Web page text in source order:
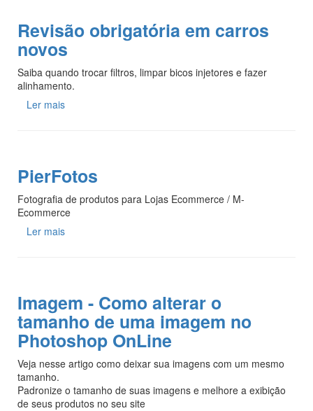
Revisão obrigatória em carros
novos
Saiba quando trocar filtros, limpar bicos injetores e fazer
alinhamento.
Ler mais
PierFotos
Fotografia de produtos para Lojas Ecommerce / M-
Ecommerce
Ler mais
Imagem - Como alterar o
tamanho de uma imagem no
Photoshop OnLine
Veja nesse artigo como deixar sua imagens com um mesmo
tamanho.
Padronize o tamanho de suas imagens e melhore a exibição
de seus produtos no seu site